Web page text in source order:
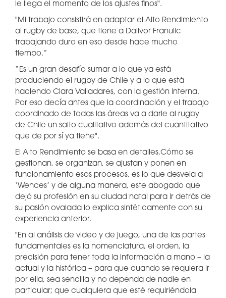
le llega el momento de los ajustes finos".
"Mi trabajo consistirá en adaptar el Alto Rendimiento
al rugby de base, que tiene a Dalivor Franulic
trabajando duro en eso desde hace mucho
tiempo.”
“Es un gran desafío sumar a lo que ya está
produciendo el rugby de Chile y a lo que está
haciendo Clara Valladares, con la gestión interna.
Por eso decía antes que la coordinación y el trabajo
coordinado de todas las áreas va a darle al rugby
de Chile un salto cualitativo además del cuantitativo
que de por sí ya tiene".
El Alto Rendimiento se basa en detalles.Cómo se
gestionan, se organizan, se ajustan y ponen en
funcionamiento esos procesos, es lo que desvela a
‘Wences’ y de alguna manera, este abogado que
dejó su profesión en su ciudad natal para ir detrás de
su pasión ovalada lo explica sintéticamente con su
experiencia anterior.
"En al análisis de video y de juego, una de las partes
fundamentales es la nomenclatura, el orden, la
precisión para tener toda la información a mano – la
actual y la histórica – para que cuando se requiera ir
por ella, sea sencilla y no dependa de nadie en
particular; que cualquiera que esté requiriéndola